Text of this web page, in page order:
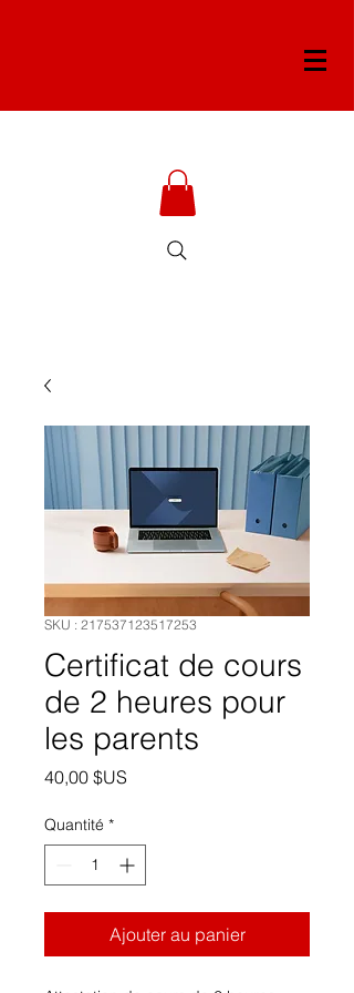
SKU : 217537123517253
Certificat de cours
de 2 heures pour
les parents
40,00 $US
Quantité *
Ajouter au panier